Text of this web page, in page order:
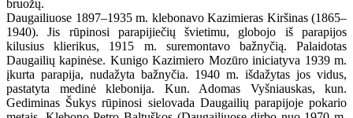
bruožų.
Daugailiuose 1897–1935 m. klebonavo Kazimieras Kiršinas (1865–
1940). Jis rūpinosi parapijiečių švietimu, globojo iš parapijos
kilusius klierikus, 1915 m. suremontavo bažnyčią. Palaidotas
Daugailių kapinėse. Kunigo Kazimiero Mozūro iniciatyva 1939 m.
įkurta parapija, nudažyta bažnyčia. 1940 m. išdažytas jos vidus,
pastatyta medinė klebonija. Kun. Adomas Vyšniauskas, kun.
Gediminas Šukys rūpinosi sielovada Daugailių parapijoje pokario